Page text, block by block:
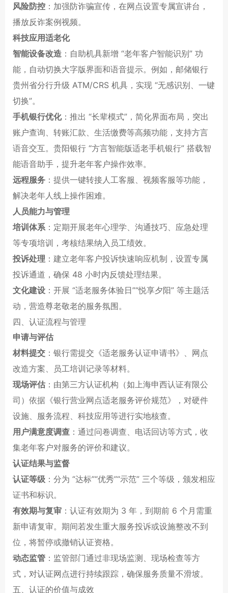
风险防控 ：加强防诈骗宣传，在网点设置专属宣讲台，
播放反诈案例视频。
科技应用适老化
智能设备改造 ：自助机具新增 “老年客户智能识别” 功
能，自动切换大字版界面和语音提示。例如，邮储银行
贵州省分行升级 ATM/CRS 机具，实现 “无感识别、一键
切换”。
手机银行优化：推出 “长辈模式”，简化界面布局，突出
账户查询、转账汇款、生活缴费等高频功能，支持方言
语音交互。贵阳银行 “方言智能版适老手机银行” 搭载智
能语音助手，提升老年客户操作效率。
远程服务 ：提供一键转接人工客服、视频客服等功能，
解决老年人线上操作困难。
人员能力与管理
培训体系：定期开展老年心理学、沟通技巧、应急处理
等专项培训，考核结果纳入员工绩效。
投诉处理 ：建立老年客户投诉快速响应机制，设置专属
投诉通道，确保 48 小时内反馈处理结果。
文化建设 ：开展 “适老服务体验日”“悦享夕阳” 等主题活
动，营造尊老敬老的服务氛围。
四、认证流程与管理
申请与评估
材料提交 ：银行需提交《适老服务认证申请书》、网点
改造方案、员工培训记录等材料。
现场评估 ：由第三方认证机构（如上海申西认证有限公
司）依据《银行营业网点适老服务评价规范》，对硬件
设施、服务流程、科技应用等进行实地核查。
用户满意度调查 ：通过问卷调查、电话回访等方式，收
集老年客户对服务的评价和建议。
认证结果与监督
认证等级 ：分为 “达标”“优秀”“示范” 三个等级，颁发相应
证书和标识。
有效期与复审 ：认证有效期为 3 年，到期前 6 个月需重
新申请复审。期间若发生重大服务投诉或设施整改不到
位，将暂停或撤销认证资格。
动态监管 ：监管部门通过非现场监测、现场检查等方
式，对认证网点进行持续跟踪，确保服务质量不滑坡。
五、认证的价值与成效